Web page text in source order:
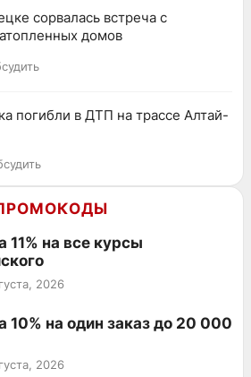
сорвалась встреча с
домов
погибли в ДТП на трассе Алтай-
11% на все курсы
2026
10% на один заказ до 20 000
2026